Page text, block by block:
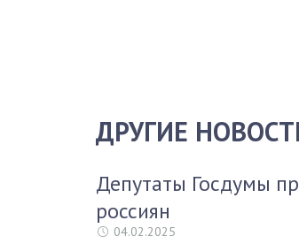
ДРУГИЕ
Депутаты Госдумы
россиян
04.02.2025